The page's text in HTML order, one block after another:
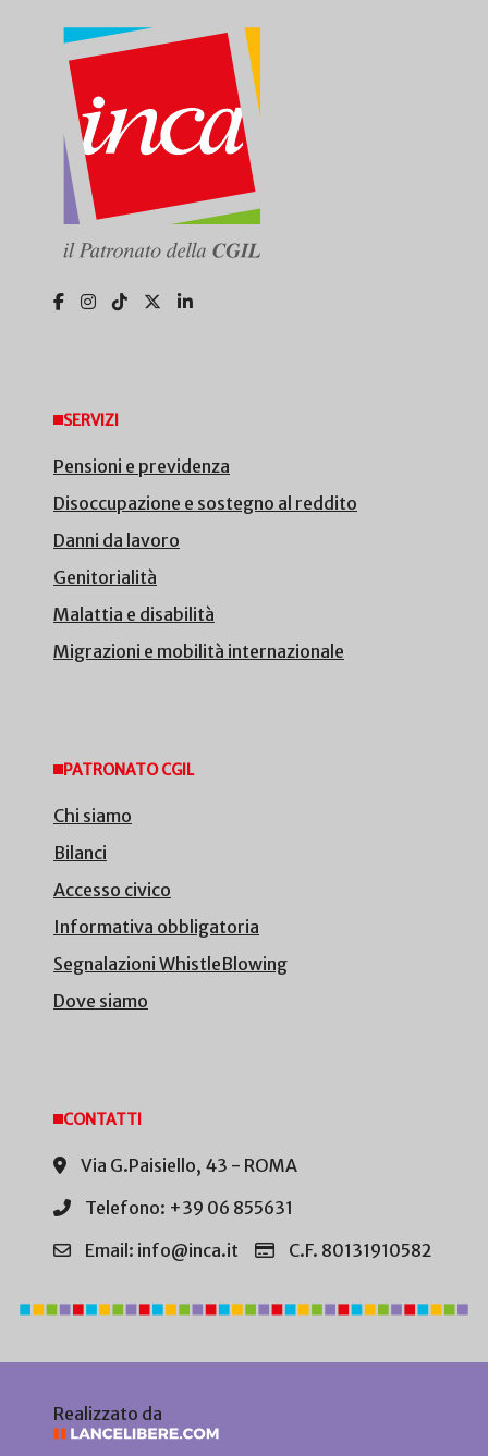
SERVIZI
Pensioni e previdenza
Disoccupazione e sostegno al reddito
Danni da lavoro
Genitorialità
Malattia e disabilità
Migrazioni e mobilità internazionale
PATRONATO CGIL
Chi siamo
Bilanci
Accesso civico
Informativa obbligatoria
Segnalazioni WhistleBlowing
Dove siamo
CONTATTI
Via G.Paisiello, 43 - ROMA
Telefono: +39 06 855631
Email: info@inca.it
C.F. 80131910582
Realizzato da